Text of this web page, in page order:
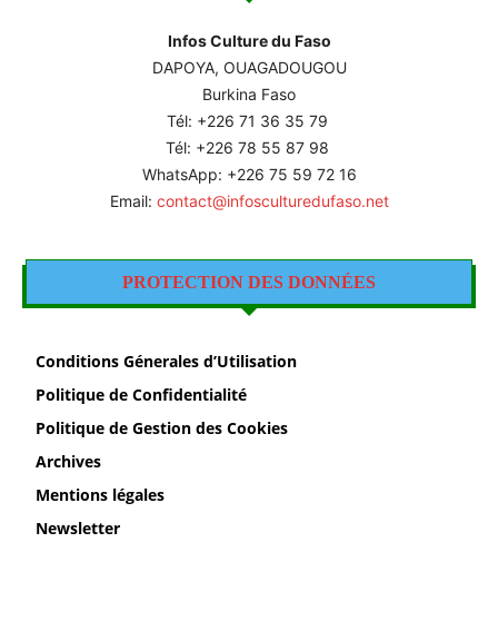
Infos Culture du Faso
DAPOYA, OUAGADOUGOU
Burkina Faso
Tél: +226 71 36 35 79
Tél: +226 78 55 87 98
WhatsApp: +226 75 59 72 16
Email: contact@infosculturedufaso.net
PROTECTION DES DONNÉES
Conditions Génerales d’Utilisation
Politique de Confidentialité
Politique de Gestion des Cookies
Archives
Mentions légales
Newsletter